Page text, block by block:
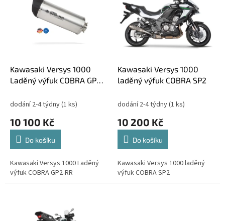
Kawasaki Versys 1000
Laděný výfuk COBRA GP2-
dodání 2-4 týdny(1 ks)
10 100 Kč
Do košíku
Kawasaki Versys 1000 Laděný
výfuk COBRA GP2-RR
Kawasaki Versys 1000
laděný výfuk COBRA SP2
dodání 2-4 týdny(1 ks)
10 200 Kč
Do košíku
Kawasaki Versys 1000 laděný
výfuk COBRA SP2